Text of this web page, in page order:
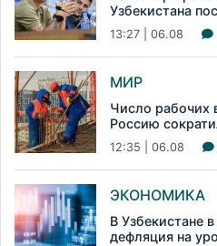
Узбекистана
13:27 | 06.08
МИР
Число рабочих
Россию
12:35 | 06.08
ЭКОНОМИКА
В Узбекистане
дефляция на